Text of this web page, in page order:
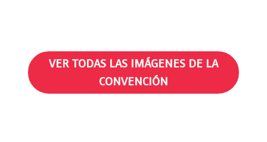
VER TODAS LAS IMÁGENES DE LA
CONVENCIÓN